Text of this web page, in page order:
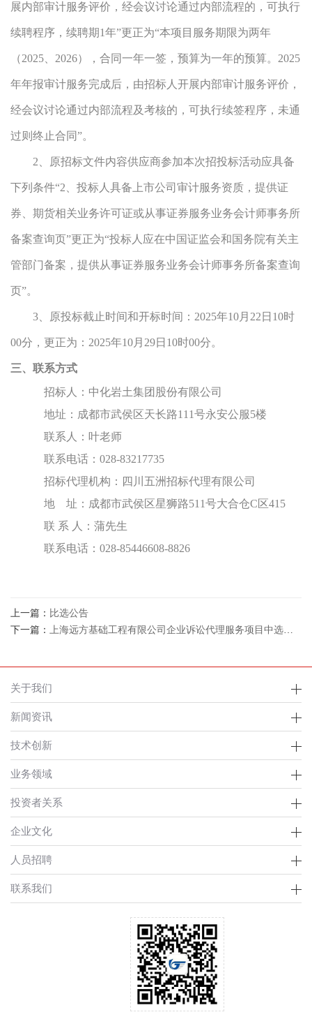
展内部审计服务评价，经会议讨论通过内部流程的，可执行
续聘程序，续聘期1年”更正为“本项目服务期限为两年
（2025、2026），合同一年一签，预算为一年的预算。2025
年年报审计服务完成后，由招标人开展内部审计服务评价，
经会议讨论通过内部流程及考核的，可执行续签程序，未通
过则终止合同”。
2、原招标文件内容供应商参加本次招投标活动应具备
下列条件“2、投标人具备上市公司审计服务资质，提供证
券、期货相关业务许可证或从事证券服务业务会计师事务所
备案查询页”更正为“投标人应在中国证监会和国务院有关主
管部门备案，提供从事证券服务业务会计师事务所备案查询
页”。
3、原投标截止时间和开标时间：2025年10月22日10时
00分，更正为：2025年10月29日10时00分。
三、 联系方式
招标人
： 中化岩土集团股份有限公司
地址：成都市武侯区天长路111号永安公服5楼
联系人： 叶老师
联系电话： 028-83217735
招标代理机构：四川五洲招标代理有限公司
地
址：成都市武侯区星狮路511号大合仓C区415
联 系 人： 蒲先生
联系电话： 028-85446608-8826
上一篇： 比选公告
下一篇： 上海远方基础工程有限公司企业诉讼代理服务项目中选候选人公示
关于我们
新闻资讯
技术创新
业务领域
投资者关系
企业文化
人员招聘
联系我们